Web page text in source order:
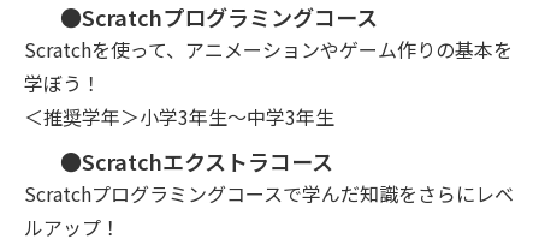
●Scratchプログラミングコース
Scratchを使って、アニメーションやゲーム作りの基本を
学ぼう！
＜推奨学年＞小学3年生～中学3年生
●Scratchエクストラコース
Scratchプログラミングコースで学んだ知識をさらにレベ
ルアップ！